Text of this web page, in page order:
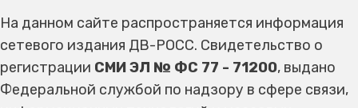
На данном сайте распространяется информация
сетевого издания ДВ-РОСС. Свидетельство о
регистрации СМИ ЭЛ № ФС 77 - 71200, выдано
Федеральной службой по надзору в сфере связи,